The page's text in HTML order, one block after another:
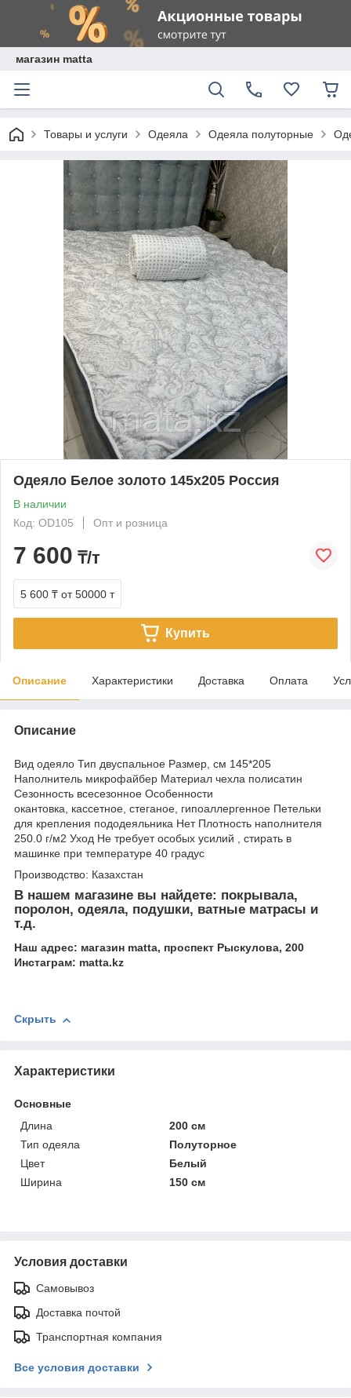
магазин matta
Товары и услуги Одеяла Одеяла полуторные
Одеяло Белое золото 145х205 Россия
В наличии
Код: OD105
Опт и розница
7 600 ₸/т
5 600 ₸ от 50000 т
Купить
Описание Характеристики Доставка Оплата
Описание
Вид одеяло Тип двуспальное Размер, см 145*205
Наполнитель микрофайбер Материал чехла полисатин
Сезонность всесезонное Особенности
окантовка, кассетное, стеганое, гипоаллергенное Петельки
для крепления пододеяльника Нет Плотность наполнителя
250.0 г/м2 Уход Не требует особых усилий , стирать в
машинке при температуре 40 градус
Производство: Казахстан
В нашем магазине вы найдете: покрывала,
поролон, одеяла, подушки, ватные матрасы и
т.д.
Наш адрес: магазин matta, проспект Рыскулова, 200
Инстаграм: matta.kz
Скрыть
Характеристики
Основные
Длина
200 см
Тип одеяла
Полуторное
Цвет
Белый
Ширина
150 см
Условия доставки
Самовывоз
Доставка почтой
Транспортная компания
Все условия доставки